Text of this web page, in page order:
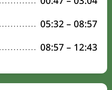
05:32 – 08:57
08:57 – 12:43